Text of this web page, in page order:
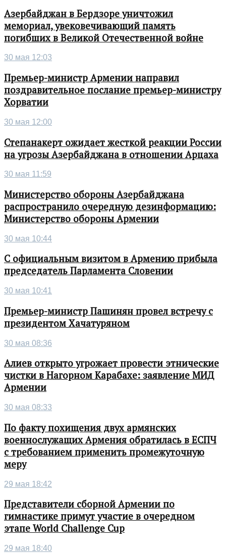
Азербайджан в Бердзоре уничтожил
мемориал, увековечивающий память
погибших в Великой Отечественной войне
30 мая 12:03
Премьер-министр Армении направил
поздравительное послание премьер-министру
Хорватии
30 мая 12:00
Степанакерт ожидает жесткой реакции России
на угрозы Азербайджана в отношении Арцаха
30 мая 11:59
Министерство обороны Азербайджана
распространило очередную дезинформацию:
Министерство обороны Армении
30 мая 10:44
С официальным визитом в Армению прибыла
председатель Парламента Словении
30 мая 10:41
Премьер-министр Пашинян провел встречу с
президентом Хачатуряном
30 мая 08:36
Алиев открыто угрожает провести этнические
чистки в Нагорном Карабахе: заявление МИД
Армении
30 мая 08:33
По факту похищения двух армянских
военнослужащих Армения обратилась в ЕСПЧ
с требованием применить промежуточную
меру
29 мая 18:42
Представители сборной Армении по
гимнастике примут участие в очередном
этапе World Challenge Cup
29 мая 18:40